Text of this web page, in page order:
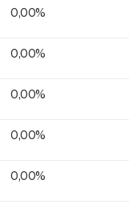
0,00%
0,00%
0,00%
0,00%
0,00%